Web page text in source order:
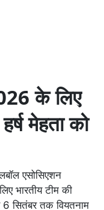
के लिए
मेहता को
एसोसिएशन
भारतीय टीम की
सितंबर तक वियतनाम